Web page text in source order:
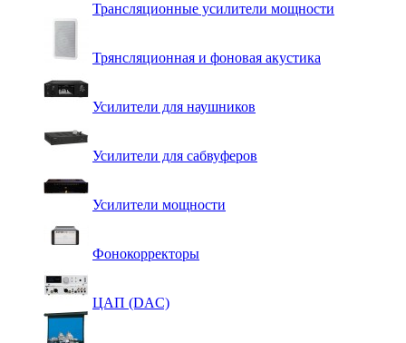
Трансляционные усилители мощности
Трянсляционная и фоновая акустика
Усилители для наушников
Усилители для сабвуферов
Усилители мощности
Фонокорректоры
ЦАП (DAC)